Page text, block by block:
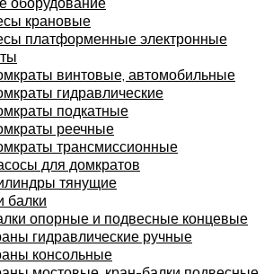
крановые
платформенные электронные
винтовые, автомобильные
гидравлические
подкатные
реечные
трансмиссионные
для домкратов
тянущие
балки
опорные и подвесные концевые
гидравлические ручные
консольные